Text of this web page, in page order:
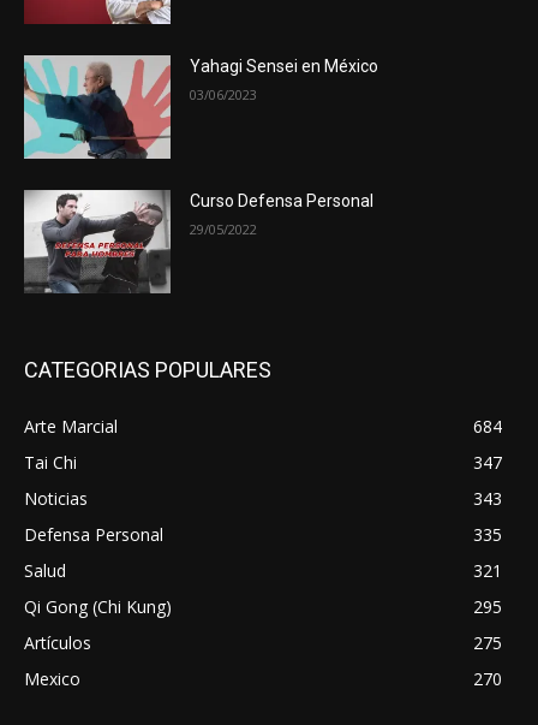
Yahagi Sensei en México
03/06/2023
Curso Defensa Personal
29/05/2022
CATEGORIAS POPULARES
Arte Marcial
684
Tai Chi
347
Noticias
343
Defensa Personal
335
Salud
321
Qi Gong (Chi Kung)
295
Artículos
275
Mexico
270